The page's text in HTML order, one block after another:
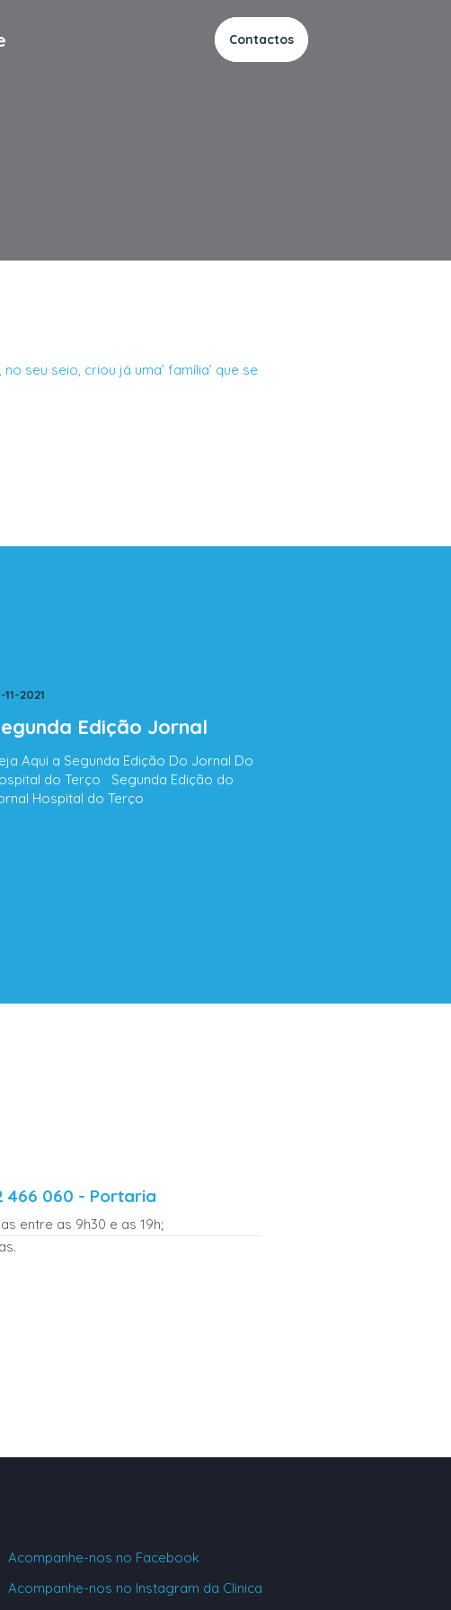
Contactos
seu seio, criou já uma’ família’ que se
11-2021
Edição Jornal
Aqui a Segunda Edição Do Jornal Do
do Terço Segunda Edição do
Hospital do Terço
466 060 - Portaria
entre as 9h30 e as 19h;
Acompanhe-nos no Facebook
Acompanhe-nos no Instagram da Clinica